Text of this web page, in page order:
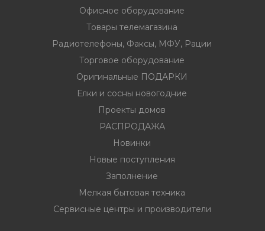
Офисное оборудование
Товары телемагазина
Радиотелефоны, Факсы, МФУ, Рации
Торговое оборудование
Оригинальные ПОДАРКИ
Елки и сосны новогодние
Проекты домов
РАСПРОДАЖА
Новинки
Новые поступления
Заполнение
Мелкая бытовая техника
Сервисные центры и производители